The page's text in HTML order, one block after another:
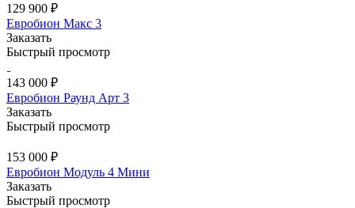
129 900 ₽
Евробион Макс 3
Заказать
Быстрый просмотр
143 000 ₽
Евробион Раунд Арт 3
Заказать
Быстрый просмотр
153 000 ₽
Евробион Модуль 4 Мини
Заказать
Быстрый просмотр